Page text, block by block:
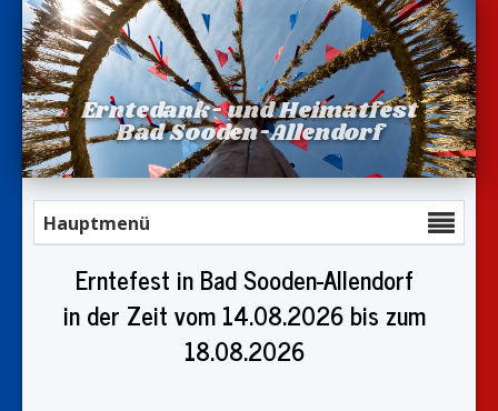
Erntedank- und Heimatfest
Bad Sooden-Allendorf
Hauptmenü
Erntefest in Bad Sooden-Allendorf
in der Zeit vom 14.08.2026 bis zum
18.08.2026